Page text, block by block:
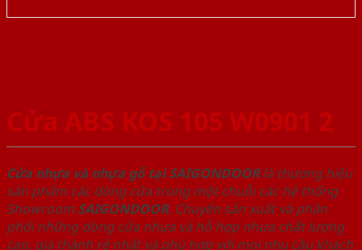
Cửa ABS KOS 105 W0901 2
Cửa nhựa và nhựa gỗ tại SAIGONDOORlà thương hiệu
sản phẩm các dòng cửa trong một chuỗi các hệ thống
Showroom SAIGONDOOR. Chuyên sản xuất và phân
phối những dòng cửa nhựa và hỗ hợp nhựa chất lượng
cao, giá thành rẻ nhất và phù hợp với mọi nhu cầu khách